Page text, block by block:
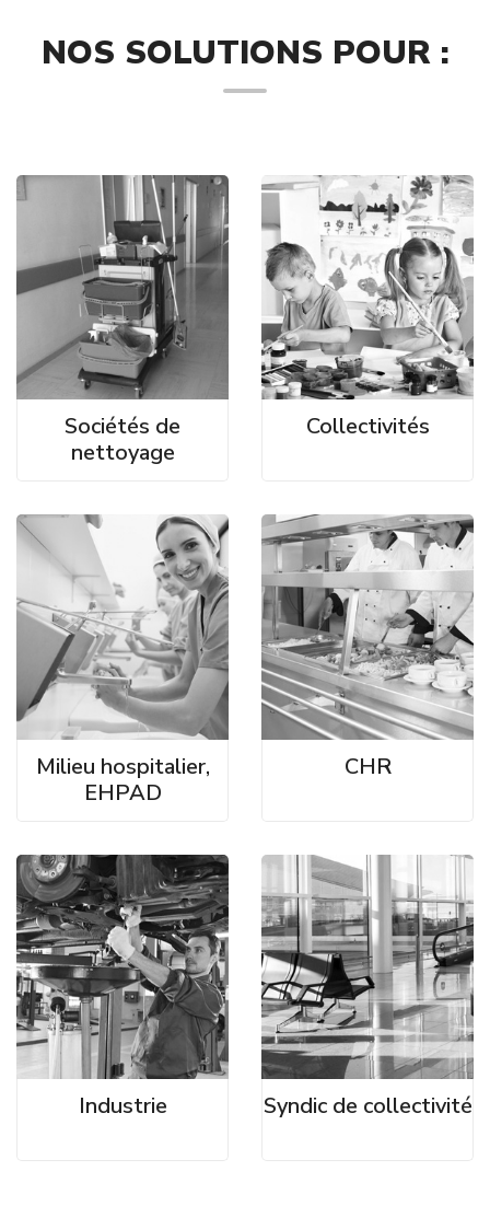
NOS SOLUTIONS POUR :
Sociétés de
nettoyage
Collectivités
Milieu hospitalier,
EHPAD
CHR
Industrie Syndic de collectivité